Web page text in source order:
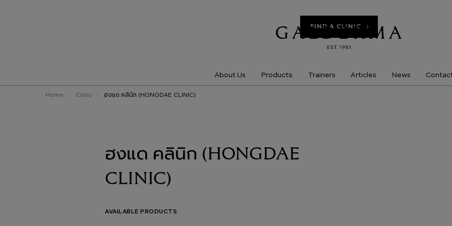
FIND A CLINIC
About Us Products Trainers Articles News
Home Clinic ฮงแด คลินิก (HONGDAE CLINIC)
ฮงแด คลินิก (HONGDAE
CLINIC)
AVAILABLE PRODUCTS